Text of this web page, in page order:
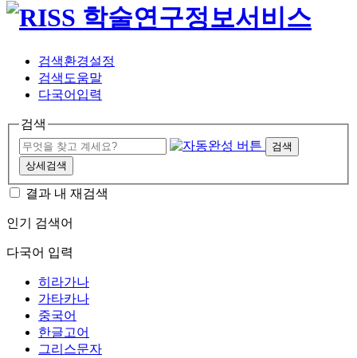
검색환경설정
검색도움말
다국어입력
검색
검색
상세검색
결과 내 재검색
인기 검색어
다국어 입력
히라가나
가타카나
중국어
한글고어
그리스문자